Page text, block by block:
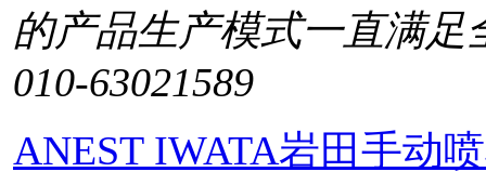
的产品生产模式一直满足
010-63021589
ANEST IWATA岩田手动